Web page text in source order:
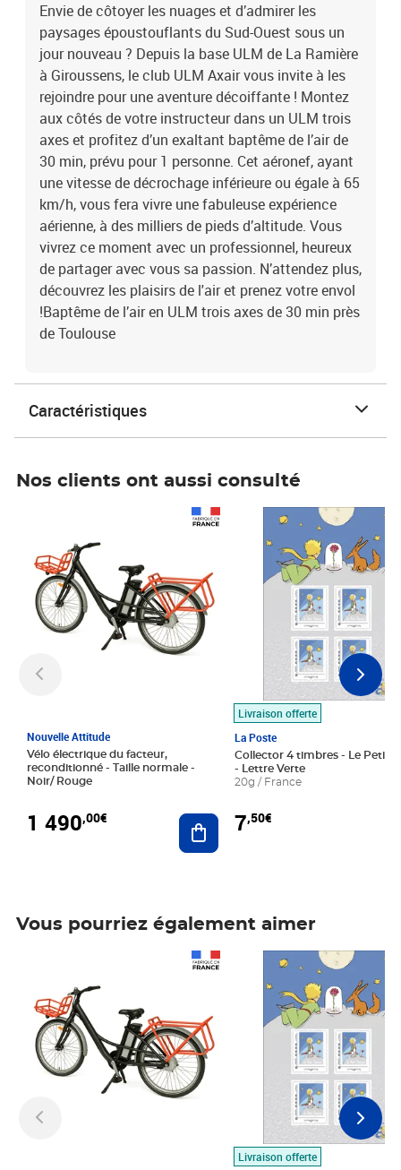
Envie de côtoyer les nuages et d’admirer les
paysages époustouflants du Sud-Ouest sous un
jour nouveau ? Depuis la base ULM de La Ramière
à Giroussens, le club ULM Axair vous invite à les
rejoindre pour une aventure décoiffante ! Montez
aux côtés de votre instructeur dans un ULM trois
axes et profitez d’un exaltant baptême de l’air de
30 min, prévu pour 1 personne. Cet aéronef, ayant
une vitesse de décrochage inférieure ou égale à 65
km/h, vous fera vivre une fabuleuse expérience
aérienne, à des milliers de pieds d’altitude. Vous
vivrez ce moment avec un professionnel, heureux
de partager avec vous sa passion. N’attendez plus,
découvrez les plaisirs de l'air et prenez votre envol
!Baptême de l’air en ULM trois axes de 30 min près
de Toulouse
Caractéristiques
Nos clients ont aussi consulté
Nouvelle Attitude
Vélo électrique du facteur,
reconditionné - Taille normale -
Noir/ Rouge
1 490,00€ Ajouter au panier
Livraison offerte
La Poste
Collector 4 timbres - Le Petit
- Lettre Verte
20g / France
7,50€
Prix 7,50€
Vous pourriez également aimer
Livraison offerte
Prix 7,50€